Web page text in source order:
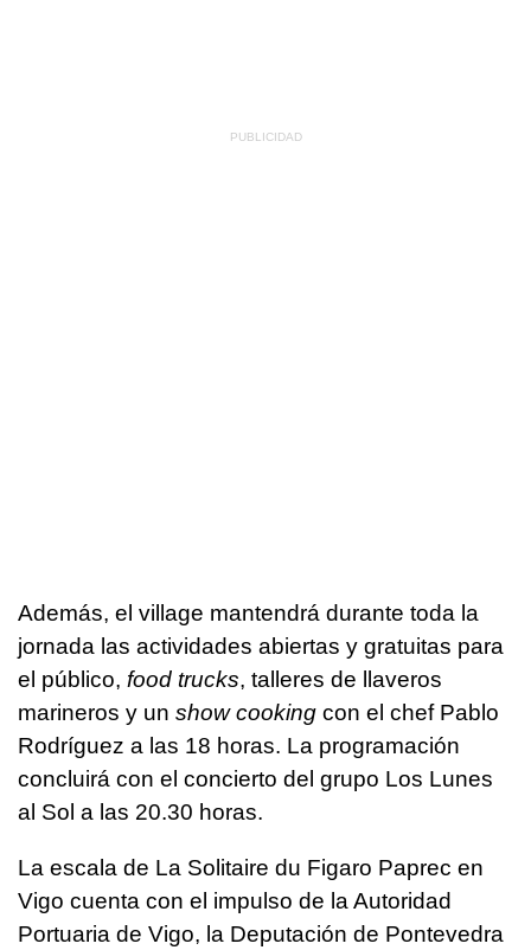
Además, el village mantendrá durante toda la
jornada las actividades abiertas y gratuitas para
el público, food trucks, talleres de llaveros
marineros y un show cooking con el chef Pablo
Rodríguez a las 18 horas. La programación
concluirá con el concierto del grupo Los Lunes
al Sol a las 20.30 horas.
La escala de La Solitaire du Figaro Paprec en
Vigo cuenta con el impulso de la Autoridad
Portuaria de Vigo, la Deputación de Pontevedra